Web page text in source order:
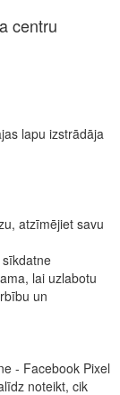
centru
lapu izstrādāja
atzīmējiet savu
lai uzlabotu
un
- Facebook Pixel
noteikt, cik